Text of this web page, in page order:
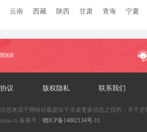
云南 西藏 陕西 甘肃 青海 宁夏
议 版权隐私 联系我们
息来源于网络转载是出于传递更多信息之目的，并不
备案号： 赣ICP备14002134号-11